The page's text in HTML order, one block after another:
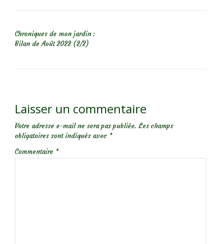
Chroniques de mon jardin :
Bilan de Août 2022 (2/2)
Laisser un commentaire
Votre adresse e-mail ne sera pas publiée. Les champs
obligatoires sont indiqués avec *
Commentaire *